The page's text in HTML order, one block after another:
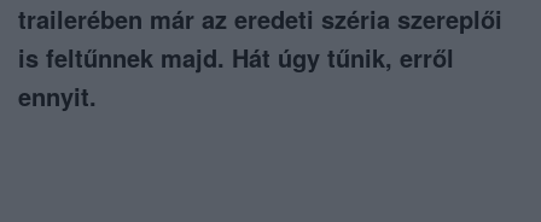
trailerében már az eredeti széria szereplői
is feltűnnek majd. Hát úgy tűnik, erről
ennyit.